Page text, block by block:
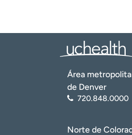
Área
de Denver
720.848.0000
Norte de